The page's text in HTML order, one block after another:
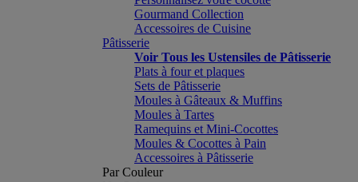
Gourmand Collection
Accessoires de Cuisine
Pâtisserie
Voir Tous les Ustensiles de Pâtisserie
Plats à four et plaques
Sets de Pâtisserie
Moules à Gâteaux & Muffins
Moules à Tartes
Ramequins et Mini-Cocottes
Moules & Cocottes à Pain
Accessoires à Pâtisserie
Par Couleur